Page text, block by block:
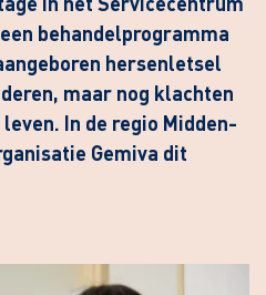
in het Servicecentrum
behandelprogramma
hersenletsel
maar nog klachten
In de regio Midden-
Gemiva dit